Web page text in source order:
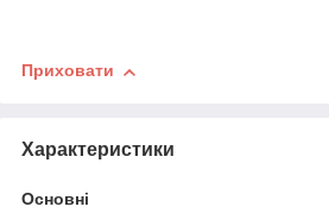
Приховати
Характеристики
Основні